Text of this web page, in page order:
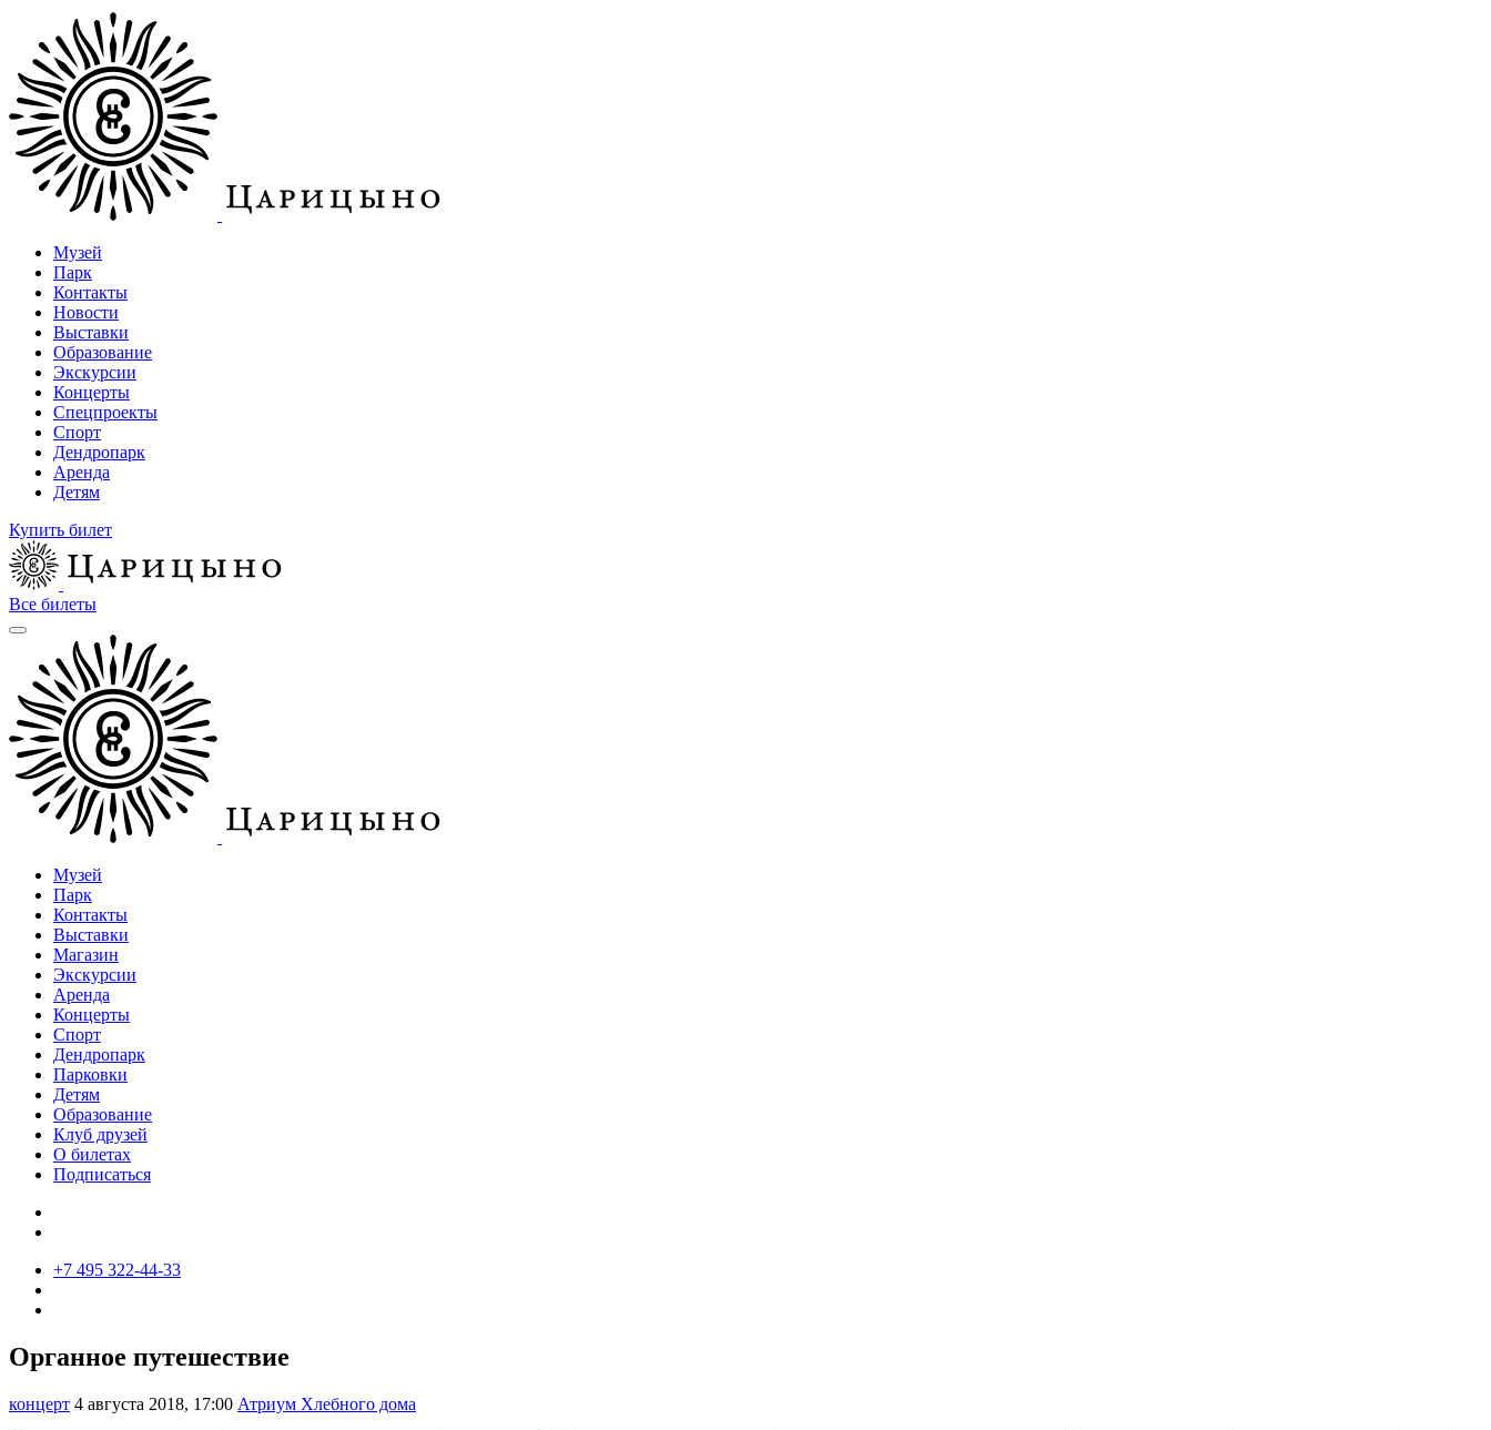
Музей
Парк
Контакты
Новости
Выставки
Образование
Экскурсии
Концерты
Спецпроекты
Спорт
Дендропарк
Аренда
Детям
Купить билет
Все билеты
Музей
Парк
Контакты
Выставки
Магазин
Экскурсии
Аренда
Концерты
Спорт
Дендропарк
Парковки
Детям
Образование
Клуб друзей
О билетах
Подписаться
+7 495 322-44-33
Органное путешествие
концерт 4 августа 2018, 17:00 Атриум Хлебного дома